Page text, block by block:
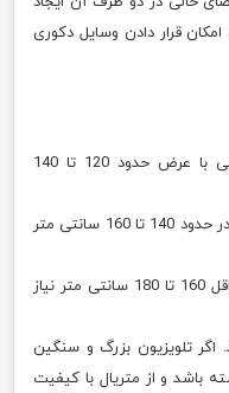
قرار دادن وسایل دکوری
تلویزیون 43 اینچ بهتر است روی میزهایی با عرض حدود 120 تا 140
تلویزیون 50 تا 55 اینچ معمولا با میزهایی در حدود 140 تا 160 سانتی متر
تلویزیون 65 اینچ به میزهایی با عرض حداقل 160 تا 180 سانتی متر نیاز
اگر تلویزیون بزرگ و سنگین
باشد و از متریال با کیفیت